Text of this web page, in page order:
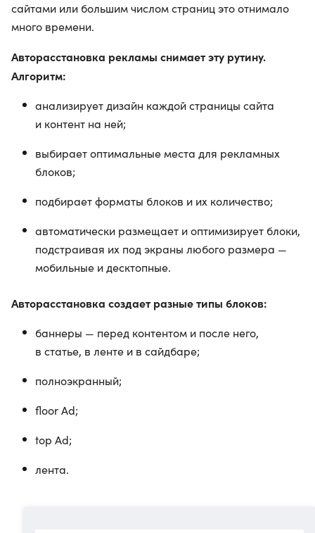
сайтами или большим числом страниц это отнимало
много времени.
Авторасстановка рекламы снимает эту рутину.
Алгоритм:
анализирует дизайн каждой страницы сайта
и контент на ней;
выбирает оптимальные места для рекламных
блоков;
подбирает форматы блоков и их количество;
автоматически размещает и оптимизирует блоки,
подстраивая их под экраны любого размера —
мобильные и десктопные.
Авторасстановка создает разные типы блоков:
баннеры — перед контентом и после него,
в статье, в ленте и в сайдбаре;
полноэкранный;
floor Ad;
top Ad;
лента.